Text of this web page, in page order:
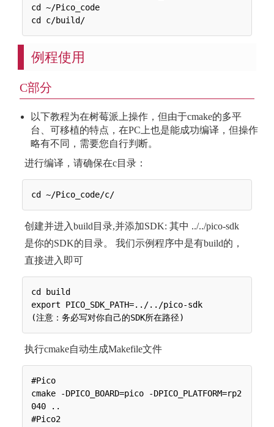
cd ~/Pico_code
例程使用
C部分
以下教程为在树莓派上操作，但由于cmake的多平
台、可移植的特点，在PC上也是能成功编译，但操作
略有不同，需要您自行判断。
进行编译，请确保在c目录：
创建并进入build目录,并添加SDK: 其中 ../../pico-sdk
是你的SDK的目录。 我们示例程序中是有build的，
直接进入即可
cd build
export PICO_SDK_PATH=../../pico-sdk
执行cmake自动生成Makefile文件
#Pico
cmake -DPICO_BOARD=pico -DPICO_PLATFORM=rp2
040 ..
#Pico2